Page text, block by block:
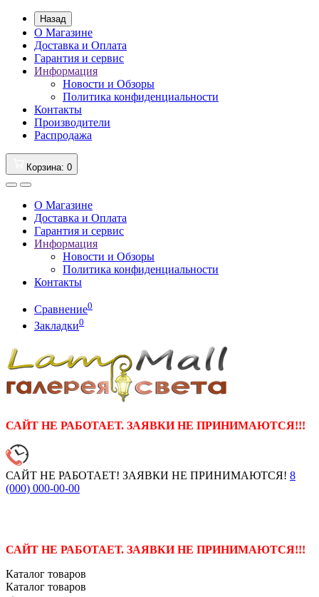
Назад
О Магазине
Доставка и Оплата
Гарантия и сервис
Информация
Новости и Обзоры
Политика конфиденциальности
Контакты
Производители
Распродажа
Корзина: 0
О Магазине
Доставка и Оплата
Гарантия и сервис
Информация
Новости и Обзоры
Политика конфиденциальности
Контакты
Сравнение0
Закладки0
САЙТ НЕ РАБОТАЕТ. ЗАЯВКИ НЕ ПРИНИМАЮТСЯ!!!
САЙТ НЕ РАБОТАЕТ! ЗАЯВКИ НЕ ПРИНИМАЮТСЯ! 8
(000) 000-00-00
САЙТ НЕ РАБОТАЕТ. ЗАЯВКИ НЕ ПРИНИМАЮТСЯ!!!
Каталог товаров
Каталог товаров